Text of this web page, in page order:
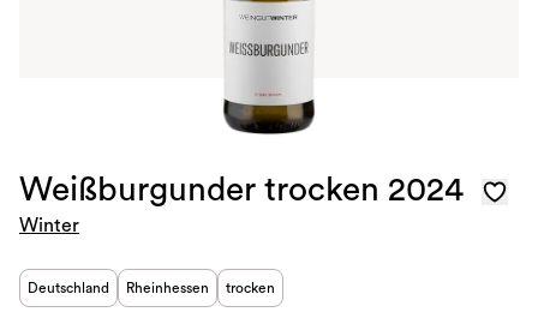
Weißburgunder trocken 2024
Winter
Deutschland Rheinhessen trocken